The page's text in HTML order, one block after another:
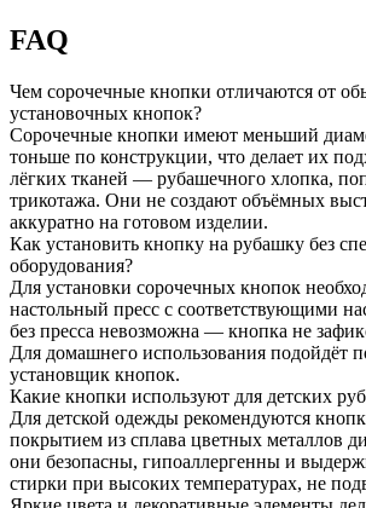
FAQ
Чем сорочечные кнопки отличаются от
установочных кнопок?
Сорочечные кнопки имеют меньший
тоньше по конструкции, что делает их
лёгких тканей — рубашечного хлопка,
трикотажа. Они не создают объёмных
аккуратно на готовом изделии.
Как установить кнопку на рубашку без
оборудования?
Для установки сорочечных кнопок
настольный пресс с соответствующими
без пресса невозможна — кнопка не
Для домашнего использования подойдёт
установщик кнопок.
Какие кнопки используют для детских
Для детской одежды рекомендуются
покрытием из сплава цветных металлов
они безопасны, гипоаллергенны и
стирки при высоких температурах, не